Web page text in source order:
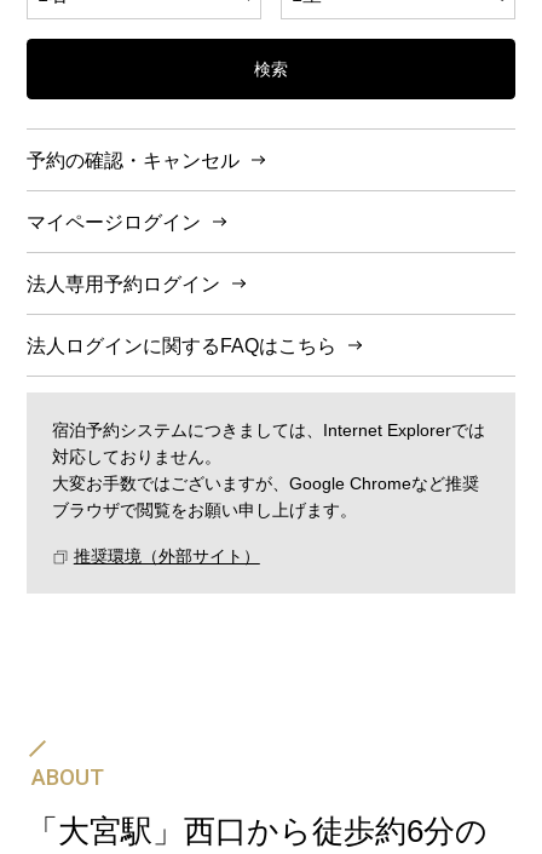
検索
予約の確認・キャンセル
マイページログイン
法人専用予約ログイン
法人ログインに関するFAQはこちら
宿泊予約システムにつきましては、Internet Explorerでは
対応しておりません。
大変お手数ではございますが、Google Chromeなど推奨
ブラウザで閲覧をお願い申し上げます。
推奨環境（外部サイト）
ABOUT
「大宮駅」西口から徒歩約6分の